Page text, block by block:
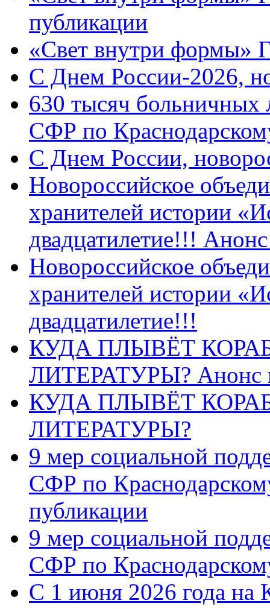
публикации
«Свет внутри формы»
C Днем России-2026,
630 тысяч больничных
СФР по
C Днем России,
Новороссийское
хранителей истории
двадцатилетие!!!
Новороссийское
хранителей истории
двадцатилетие!!!
КУДА ПЛЫВЁТ
ЛИТЕРАТУРЫ? Анонс
КУДА ПЛЫВЁТ
ЛИТЕРАТУРЫ?
9 мер социальной
СФР по
публикации
9 мер социальной
СФР по
С 1 июня 2026 года на